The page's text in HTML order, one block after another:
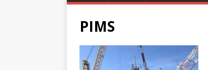
PIMS